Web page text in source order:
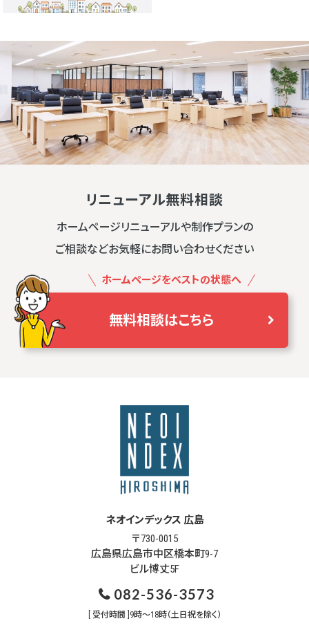
リニューアル無料相談
ホームページリニューアルや制作プランの
ご相談などお気軽にお問い合わせください
ホームページをベストの状態へ
無料相談はこちら
ネオインデックス 広島
〒730-0015
広島県広島市中区橋本町9-7
ビル博丈5F
082-536-3573
[ 受付時間 ]9時～18時（土日祝を除く）